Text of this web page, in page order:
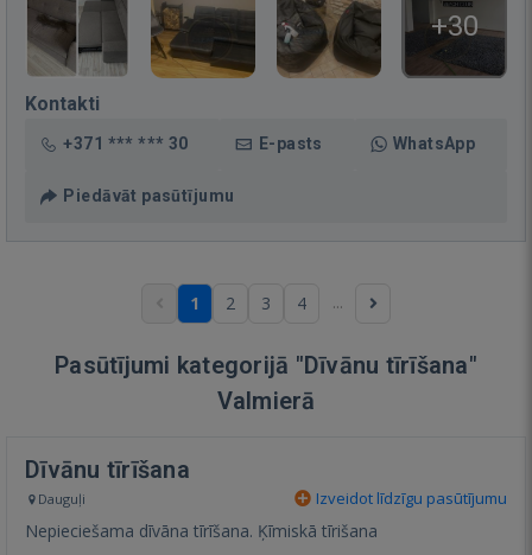
+30
Kontakti
+371 *** *** 30 E-pasts WhatsApp
Piedāvāt pasūtījumu
1 2 3 4 ...
Pasūtījumi kategorijā "Dīvānu tīrīšana"
Valmierā
Dīvānu tīrīšana
Dauguļi Izveidot līdzīgu pasūtījumu
Nepieciešama dīvāna tīrīšana. Ķīmiskā tīrišana